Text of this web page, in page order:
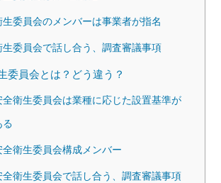
生委員会のメンバーは事業者が指名
生委員会で話し合う、調査審議事項
委員会とは？どう違う？
全衛生委員会は業種に応じた設置基準が
る
全衛生委員会構成メンバー
全衛生委員会で話し合う、調査審議事項